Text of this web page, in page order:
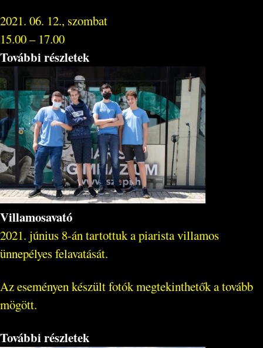
2021. 06. 12., szombat
15.00 – 17.00
További részletek
Villamosavató
2021. június 8-án tartottuk a piarista villamos
ünnepélyes felavatását.
Az eseményen készült fotók megtekinthetők a tovább
mögött.
További részletek